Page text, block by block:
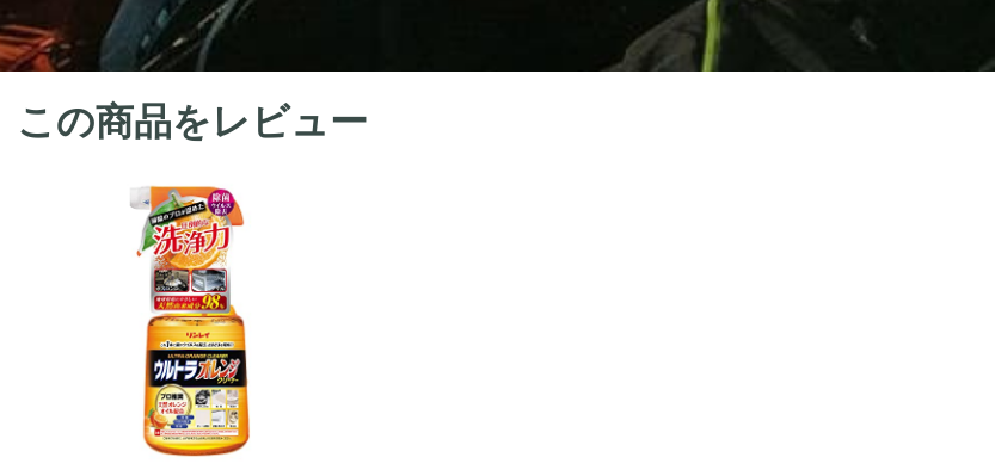
この商品をレビュー